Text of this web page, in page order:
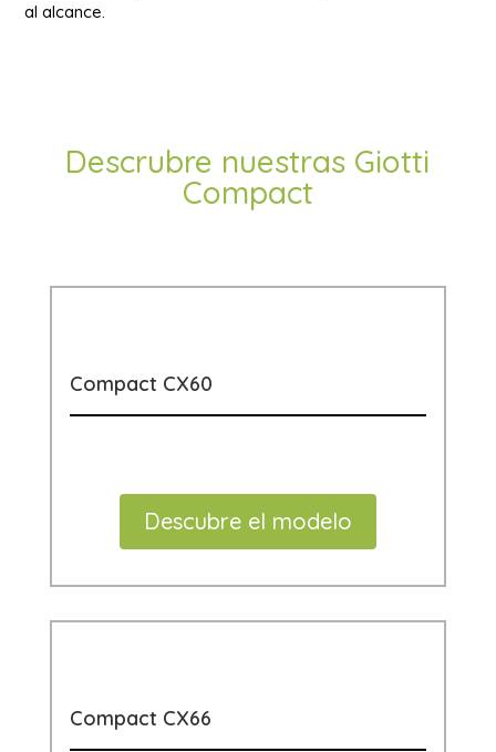
al alcance.
Descrubre nuestras Giotti
Compact
Compact CX60
Descubre el modelo
Compact CX66